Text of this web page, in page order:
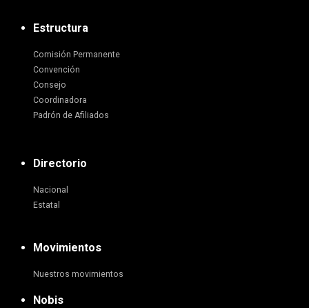
Estructura
Comisión Permanente
Convención
Consejo
Coordinadora
Padrón de Afiliados
Directorio
Nacional
Estatal
Movimientos
Nuestros movimientos
Nobis